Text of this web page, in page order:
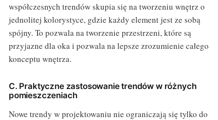
współczesnych trendów skupia się na tworzeniu wnętrz o
jednolitej kolorystyce, gdzie każdy element jest ze sobą
spójny. To pozwala na tworzenie przestrzeni, które są
przyjazne dla oka i pozwala na lepsze zrozumienie całego
konceptu wnętrza.
C. Praktyczne zastosowanie trendów w różnych
pomieszczeniach
Nowe trendy w projektowaniu nie ograniczają się tylko do